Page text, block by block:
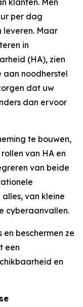
klanten. Men
per dag
leveren. Maar
in
(HA), zien
aan noodherstel
dat uw
dan ervoor
te bouwen,
van HA en
van beide
van kleine
cyberaanvallen.
beschermen ze
een
en